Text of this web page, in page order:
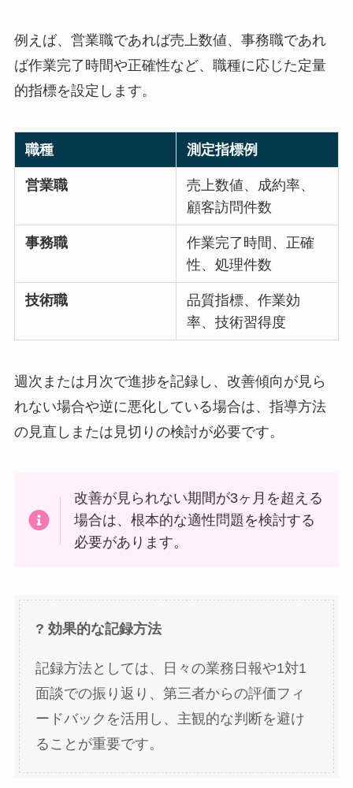
例えば、営業職であれば売上数値、事務職であれ
ば作業完了時間や正確性など、職種に応じた定量
的指標を設定します。
職種 測定指標例
営業職
売上数値、成約率、
顧客訪問件数
事務職
作業完了時間、正確
性、処理件数
技術職
品質指標、作業効
率、技術習得度
週次または月次で進捗を記録し、改善傾向が見ら
れない場合や逆に悪化している場合は、指導方法
の見直しまたは見切りの検討が必要です。
改善が見られない期間が3ヶ月を超える
場合は、根本的な適性問題を検討する
必要があります。
? 効果的な記録方法
記録方法としては、日々の業務日報や1対1
面談での振り返り、第三者からの評価フィ
ードバックを活用し、主観的な判断を避け
ることが重要です。